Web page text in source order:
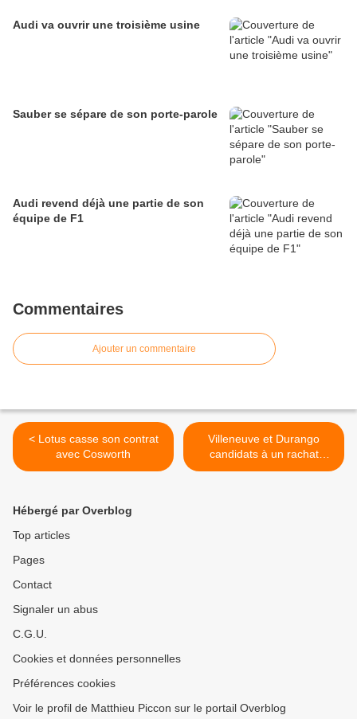
Audi va ouvrir une troisième usine
Sauber se sépare de son porte-parole
Audi revend déjà une partie de son
équipe de F1
Commentaires
Ajouter un commentaire
< Lotus casse son contrat
avec Cosworth
Villeneuve et Durango
candidats à un rachat
d'écurie >
Hébergé par Overblog
Top articles
Pages
Contact
Signaler un abus
C.G.U.
Cookies et données personnelles
Préférences cookies
Voir le profil de Matthieu Piccon sur le portail Overblog